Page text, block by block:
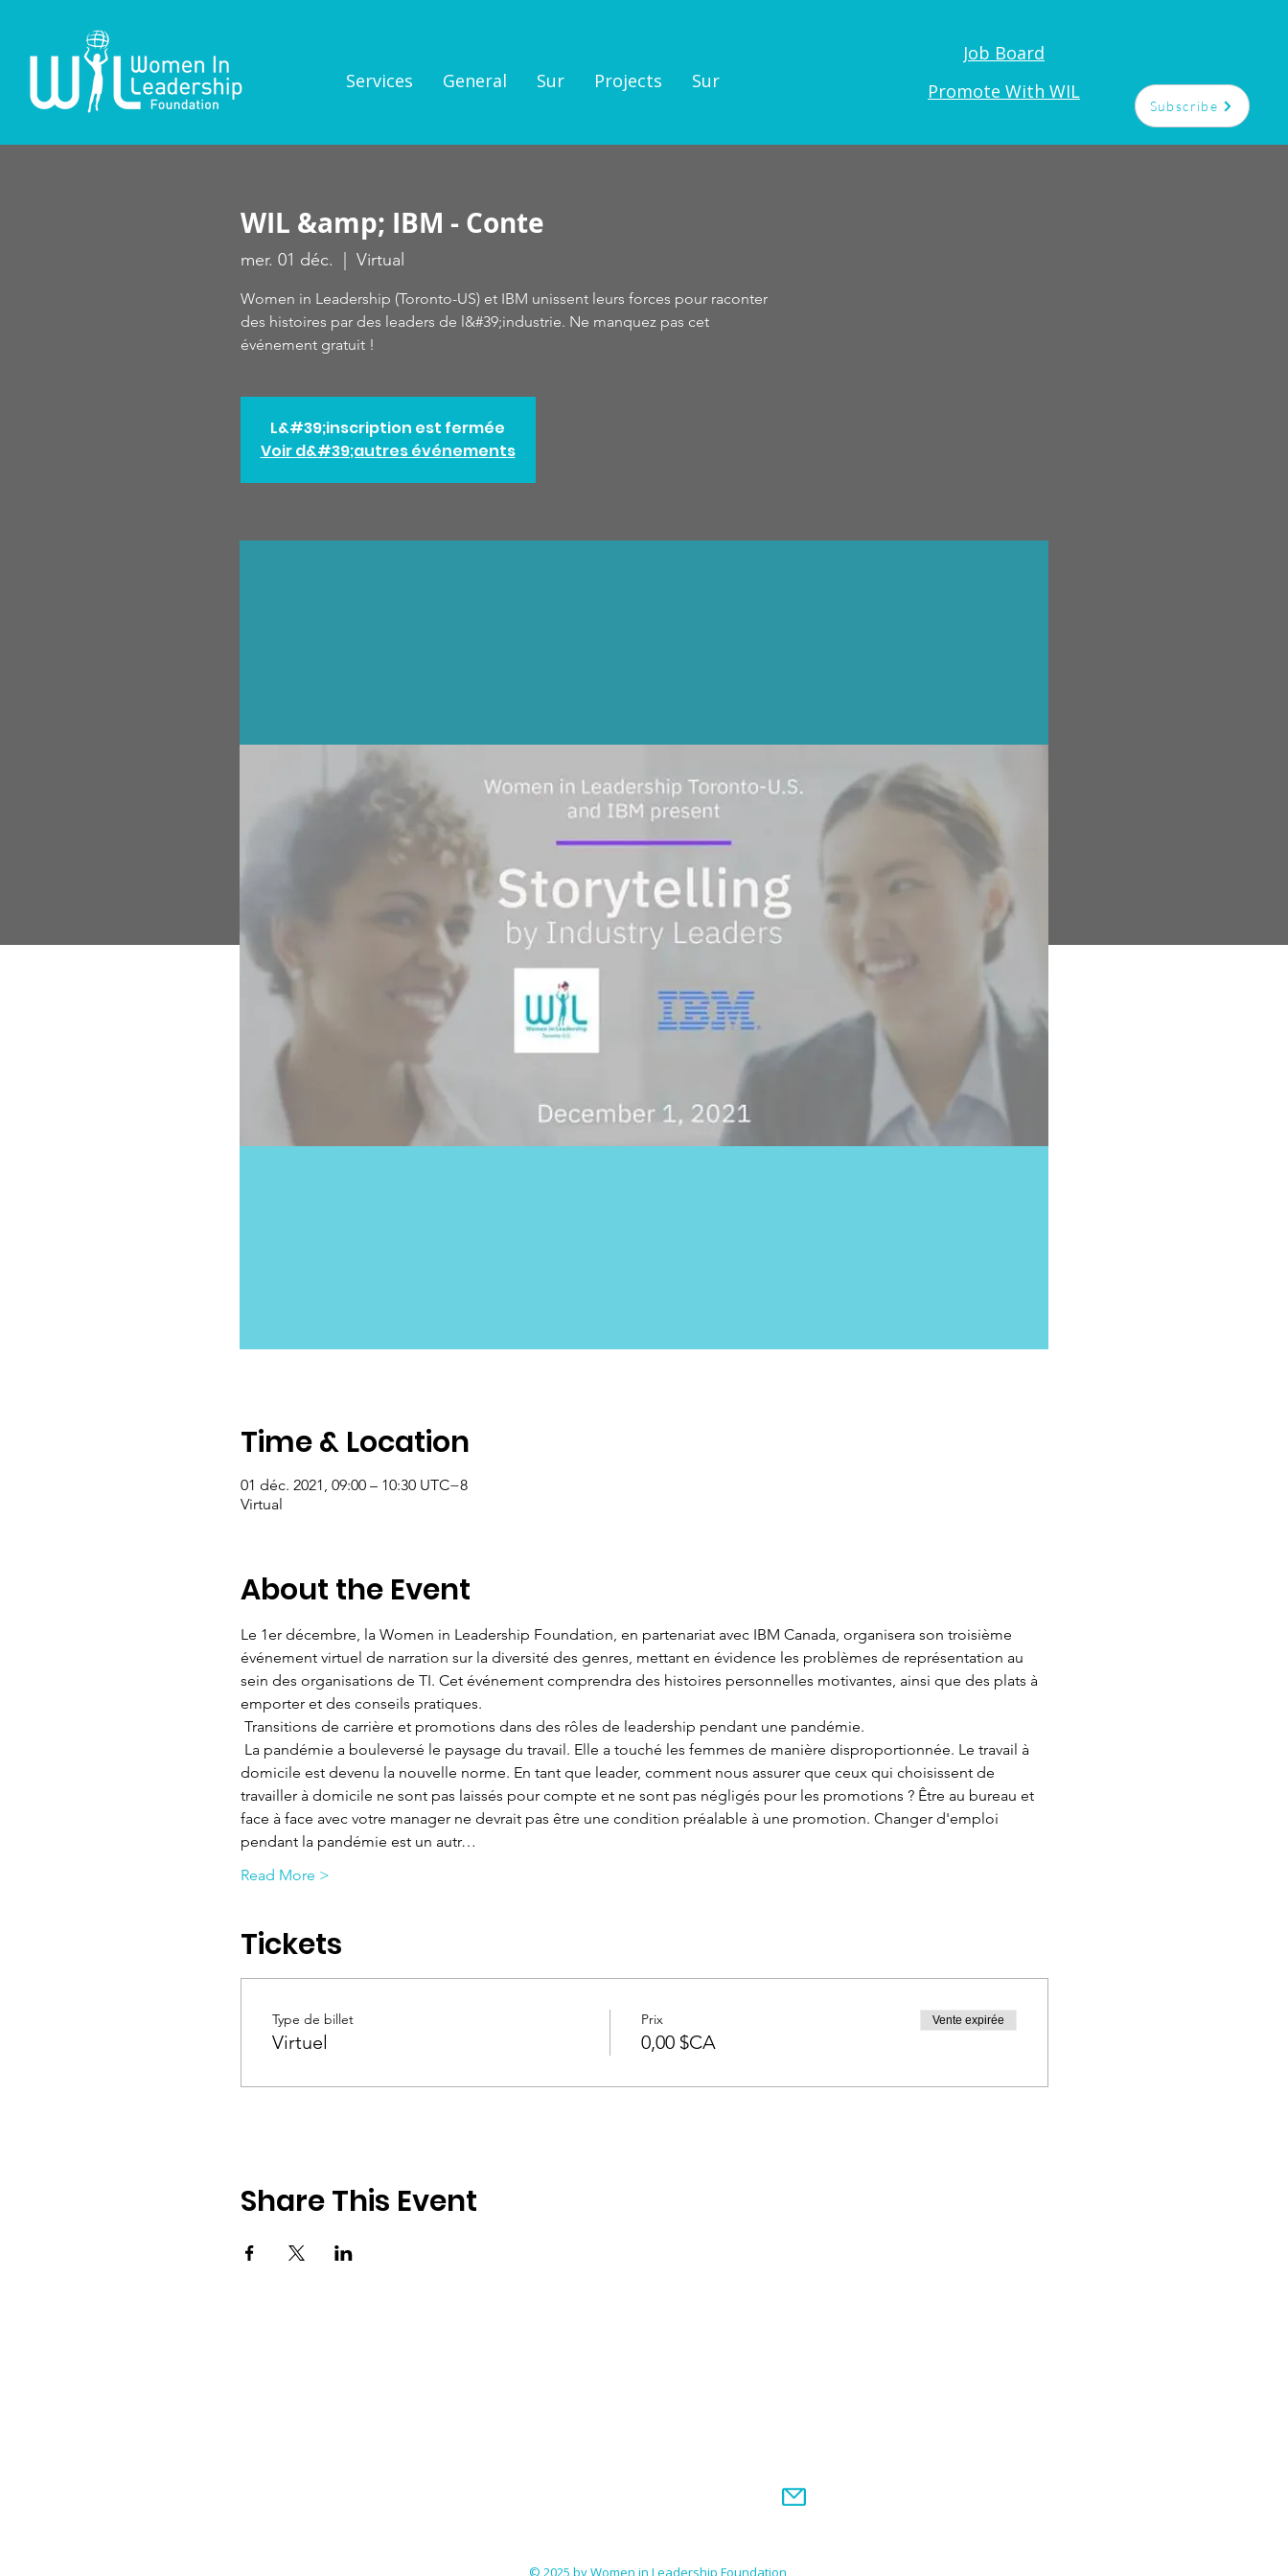
Services General Sur Projects Sur
Job Board
Promote With WIL
Subscribe
WIL &amp; IBM - Conte
mer. 01 déc. Virtual
Women in Leadership (Toronto-US) et IBM unissent leurs forces pour raconter
des histoires par des leaders de l&#39;industrie. Ne manquez pas cet
événement gratuit !
L&#39;inscription est fermée
Voir d&#39;autres événements
Time & Location
01 déc. 2021, 09:00 – 10:30 UTC−8
Virtual
About the Event
Le 1er décembre, la Women in Leadership Foundation, en partenariat avec IBM Canada, organisera son troisième
événement virtuel de narration sur la diversité des genres, mettant en évidence les problèmes de représentation au
sein des organisations de TI. Cet événement comprendra des histoires personnelles motivantes, ainsi que des plats à
emporter et des conseils pratiques.
Transitions de carrière et promotions dans des rôles de leadership pendant une pandémie.
domicile est devenu la nouvelle norme. En tant que leader, comment nous assurer que ceux qui choisissent de
travailler à domicile ne sont pas laissés pour compte et ne sont pas négligés pour les promotions ? Être au bureau et
face à face avec votre manager ne devrait pas être une condition préalable à une promotion. Changer d'emploi
pendant la pandémie est un autr…
Read More >
Tickets
Type de billet
Virtuel
Prix
0,00 $CA
Vente expirée
Share This Event
© 2025 by Women in Leadership Foundation